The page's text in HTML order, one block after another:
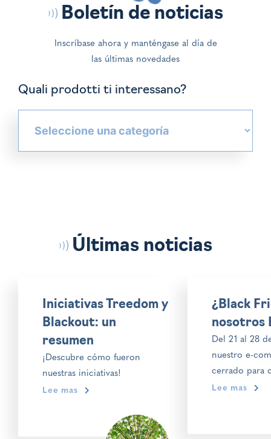
Boletín de noticias
Inscríbase ahora y manténgase al día de
las últimas novedades
Quali prodotti ti interessano?
Últimas noticias
Iniciativas Treedom y
Blackout: un
resumen
¡Descubre cómo fueron
nuestras iniciativas!
Lee mas
¿Black
nosotros
Del 21 al 28
nuestro e-
cerrado para
lógica
Lee mas